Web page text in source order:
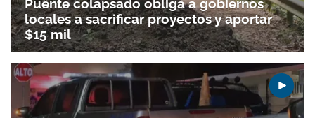
Puente colapsado obliga a gobiernos
locales a sacrificar proyectos y aportar
$15 mil